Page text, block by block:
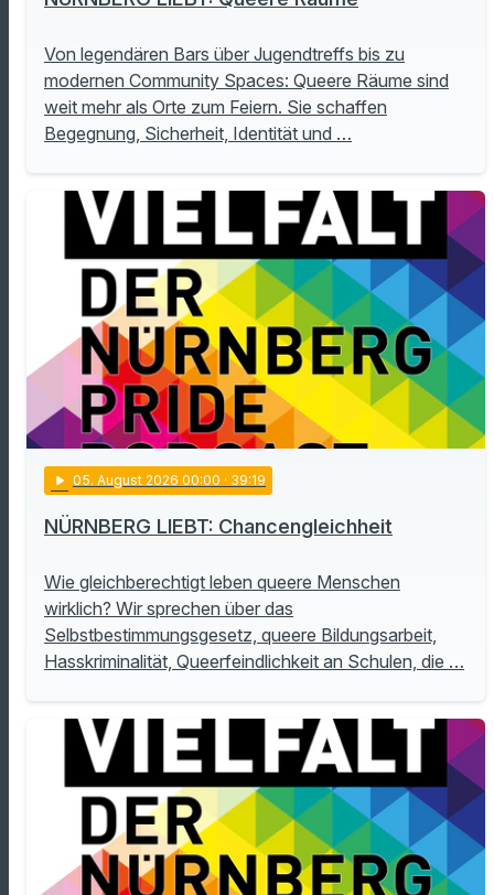
Von legendären Bars über Jugendtreffs bis zu
modernen Community Spaces: Queere Räume sind
weit mehr als Orte zum Feiern. Sie schaffen
Begegnung, Sicherheit, Identität und …
play_arrow 05. August 2026 00:00 · 39:19
NÜRNBERG LIEBT: Chancengleichheit
Wie gleichberechtigt leben queere Menschen
wirklich? Wir sprechen über das
Selbstbestimmungsgesetz, queere Bildungsarbeit,
Hasskriminalität, Queerfeindlichkeit an Schulen, die …